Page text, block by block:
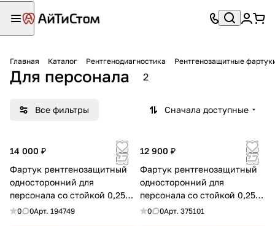
Главная Каталог Рентгенодиагностика Рентгенозащитные
Для персонала 2
Все фильтры Сначала доступные
14 000 ₽
Фартук рентгенозащитный
односторонний для
персонала со стойкой 0,25
Pb, винил, АМИКО
0 0Арт. 194749
12 900 ₽
Фартук рентгенозащитный
односторонний для
персонала со стойкой 0,25
Pb, резина, АМИКО
0 0Арт. 375101